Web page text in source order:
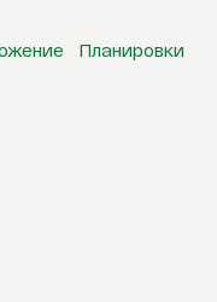
Планировки